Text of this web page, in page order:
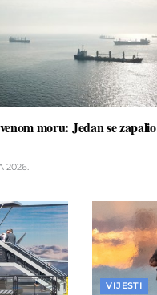
moru: Jedan se zapalio
2026.
VIJESTI